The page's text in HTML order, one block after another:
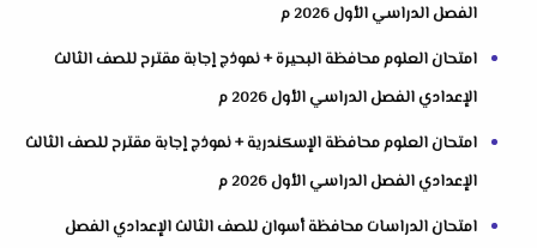
الفصل الدراسي الأول 2026 م
امتحان العلوم محافظة البحيرة + نموذج إجابة مقترح للصف الثالث
الإعدادي الفصل الدراسي الأول 2026 م
امتحان العلوم محافظة الإسكندرية + نموذج إجابة مقترح للصف الثالث
الإعدادي الفصل الدراسي الأول 2026 م
امتحان الدراسات محافظة أسوان للصف الثالث الإعدادي الفصل